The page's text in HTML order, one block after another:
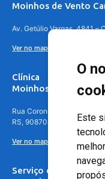
O
Este
Moinhos de Vento
Av. Getúlio Vargas, 4841 –
Ver no mapa
Clínica
Moinhos de Vento -
Rua Coronel Aparício
RS, 90870-016
Ver no mapa
Serviço de